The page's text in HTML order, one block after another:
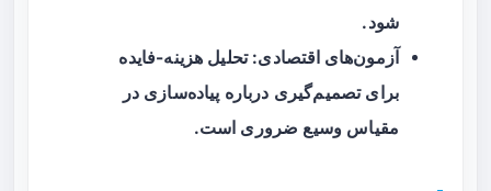
شود.
آزمون‌های اقتصادی: تحلیل هزینه-فایده
برای تصمیم‌گیری درباره پیاده‌سازی در
مقیاس وسیع ضروری است.